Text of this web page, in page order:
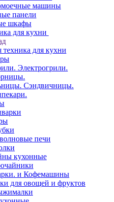
машины
панели
шкафы
для кухни
техника для кухни
Электрогрили.
Сэндвичницы.
печи
кухонные
и Кофемашины
для овощей и фруктов